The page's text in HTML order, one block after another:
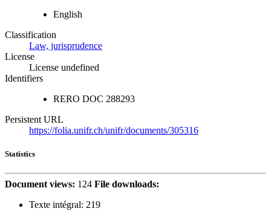
English
Classification
Law, jurisprudence
License
License undefined
Identifiers
RERO DOC 288293
Persistent URL
https://folia.unifr.ch/unifr/documents/305316
Statistics
Document views: 124 File downloads:
Texte intégral: 219